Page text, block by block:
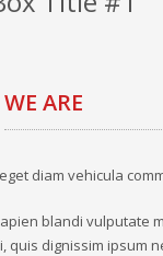
WE ARE
diam vehicula
blandi vulputate
quis dignissim ipsum